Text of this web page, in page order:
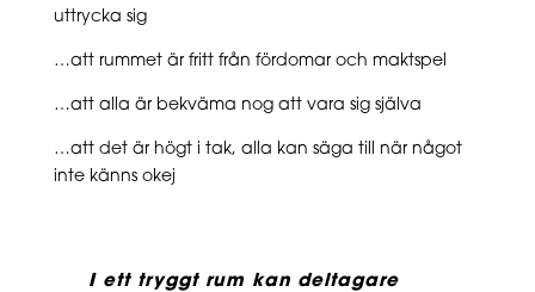
uttrycka sig
…att rummet är fritt från fördomar och maktspel
…att alla är bekväma nog att vara sig själva
…att det är högt i tak, alla kan säga till när något
inte känns okej
I ett tryggt rum kan deltagare